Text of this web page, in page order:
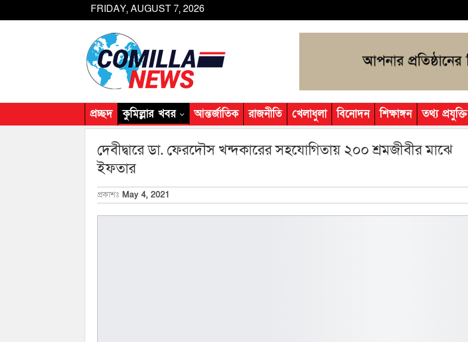
FRIDAY, AUGUST 7, 2026
প্রচ্ছদ কুমিল্লার খবর আন্তর্জাতিক রাজনীতি খেলাধুলা বিনোদন শিক্ষাঙ্গন তথ্য প্রযুক্তি
দেবীদ্বারে ডা. ফেরদৌস খন্দকারের সহযোগিতায় ২০০ শ্রমজীবীর মাঝে
ইফতার
প্রকাশঃ May 4, 2021